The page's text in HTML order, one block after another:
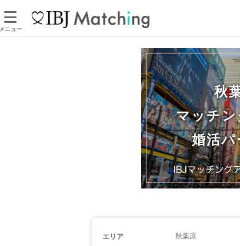
メニュー
秋
マッチン
婚活パ
エリア 秋葉原